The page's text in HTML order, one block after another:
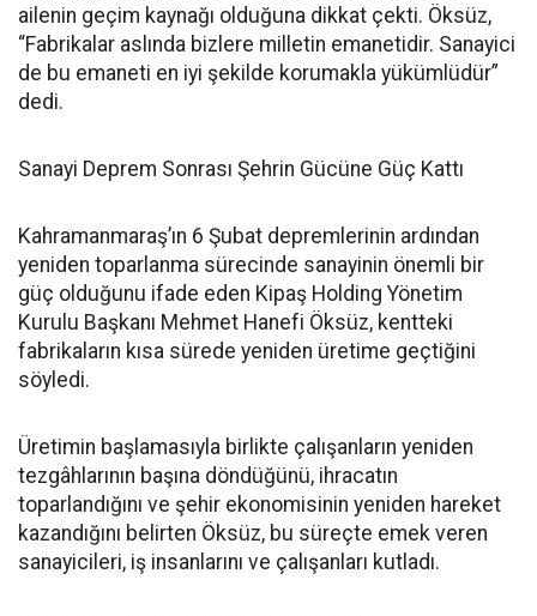
ailenin geçim kaynağı olduğuna dikkat çekti. Öksüz,
“Fabrikalar aslında bizlere milletin emanetidir. Sanayici
de bu emaneti en iyi şekilde korumakla yükümlüdür”
dedi.
Sanayi Deprem Sonrası Şehrin Gücüne Güç Kattı
Kahramanmaraş’ın 6 Şubat depremlerinin ardından
yeniden toparlanma sürecinde sanayinin önemli bir
güç olduğunu ifade eden Kipaş Holding Yönetim
Kurulu Başkanı Mehmet Hanefi Öksüz, kentteki
fabrikaların kısa sürede yeniden üretime geçtiğini
söyledi.
Üretimin başlamasıyla birlikte çalışanların yeniden
tezgâhlarının başına döndüğünü, ihracatın
toparlandığını ve şehir ekonomisinin yeniden hareket
kazandığını belirten Öksüz, bu süreçte emek veren
sanayicileri, iş insanlarını ve çalışanları kutladı.